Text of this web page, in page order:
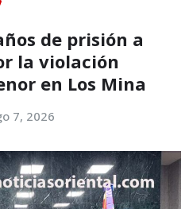
de prisión a
la violación
en Los Mina
7, 2026